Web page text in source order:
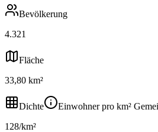
Bevölkerung
4.321
Fläche
33,80 km²
Dichte
Einwohner pro km²
128/km²